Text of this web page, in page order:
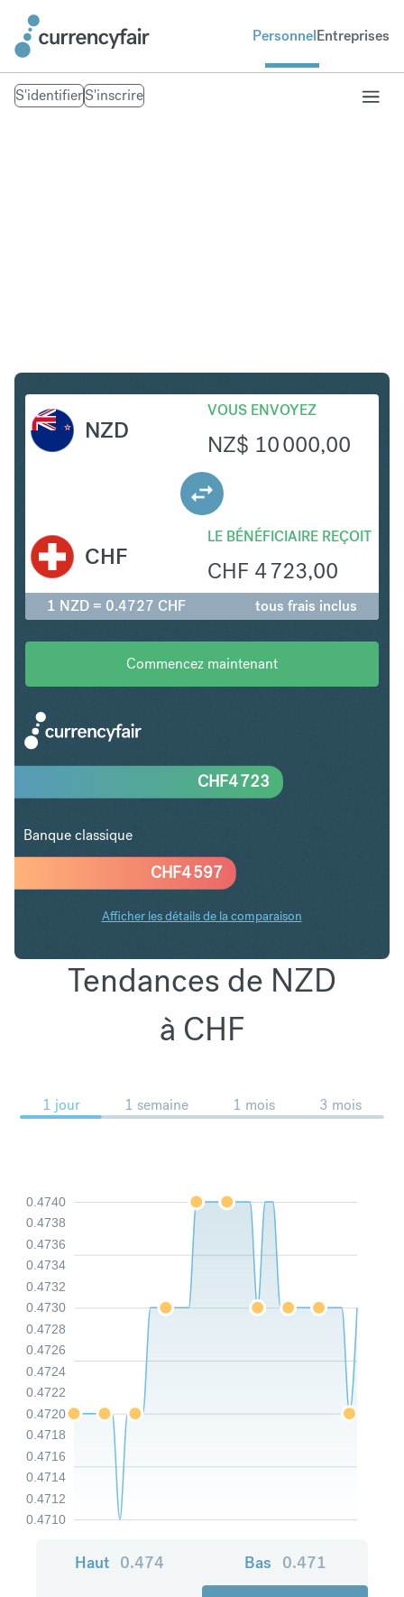
PersonnelEntreprises
S'identifierS'inscrire
NZD
VOUS ENVOYEZ
NZ$ 10 000,00
LE BÉNÉFICIAIRE REÇOIT
CHF 4 723,00
CHF
1 NZD = 0.4727 CHF tous frais inclus
Commencez maintenant
CHF4 597
CHF4 723
Banque classique
Afficher les détails de la comparaison
Tendances de NZD
à CHF
1 jour 1 semaine 1 mois 3 mois
0.4710
0.4712
0.4714
0.4716
0.4718
0.4720
0.4722
0.4724
0.4726
0.4728
0.4730
0.4732
0.4734
0.4736
0.4738
0.4740
Haut 0.474 Bas 0.471